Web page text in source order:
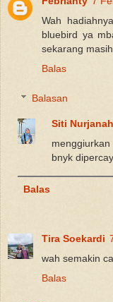
Wah
bluebird ya
sekarang
Balas
Balasan
Siti Nurjanah
bnyk
Balas
Tira Soekardi
wah semakin
Balas